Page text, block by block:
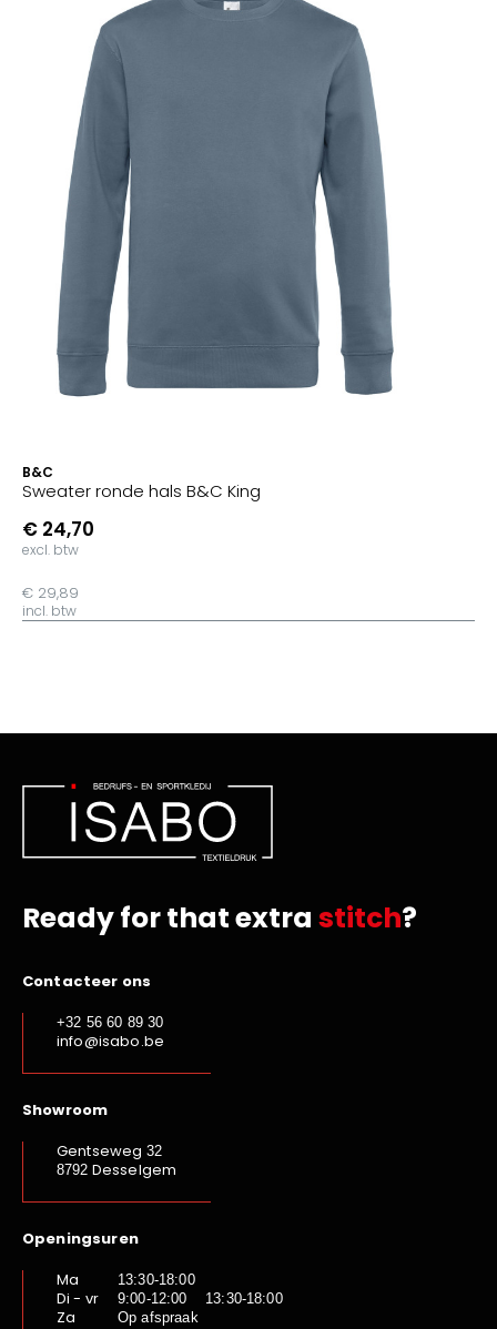
B&C
Sweater ronde hals B&C King
€ 24,70
excl. btw
€ 29,89
incl. btw
Ready for that extra stitch?
Contacteer ons
+32 56 60 89 30
info@isabo.be
Showroom
Gentseweg 32
8792 Desselgem
Openingsuren
Ma
13:30-18:00
Di - vr 9:00-12:00 13:30-18:00
Za Op afspraak